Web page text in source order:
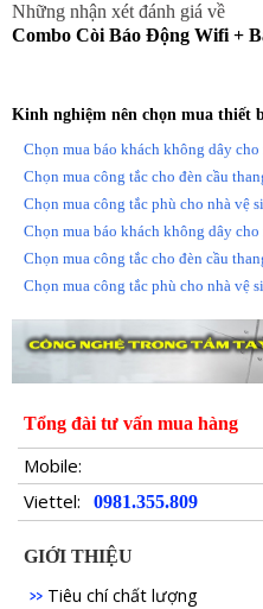
VD : nhà có 4 lầu thì đặt còi ở
cần mau còi báo động thêm.
Lắp đặt và cài đặt báo cháy
- Việc lắp đặt rất đơn giản
và cài đặt 1 thiết bị hoạt động
1 - Trước tiên xác định vị trí
Kho, Phòng Ngủ..nên lắp
2 - Sau khi xác định vị trí rồi
định lên trần sau đó gắn Đầu
Còi trung tâm là có thể sử
báo có thể kế nối với nhiều
chiều dài trên 20 - 30m
Những nhận xét đánh giá về
Combo Còi Báo Động Wifi +
Kinh nghiệm nên chọn mua thiết
Chọn mua báo khách không dây cho
Chọn mua công tắc cho đèn cầu
Chọn mua công tắc phù cho nhà vệ
Chọn mua báo khách không dây cho
Chọn mua công tắc cho đèn cầu
Chọn mua công tắc phù cho nhà vệ
Tổng đài tư vấn mua hàng
Mobile:
Viettel:
0981.355.809
GIỚI THIỆU
Tiêu chí chất lượng